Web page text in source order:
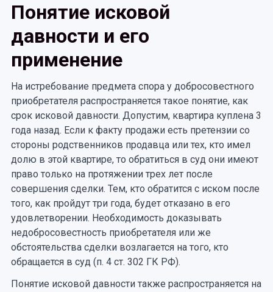
Понятие исковой
давности и его
применение
На истребование предмета спора у добросовестного
приобретателя распространяется такое понятие, как
срок исковой давности. Допустим, квартира куплена 3
года назад. Если к факту продажи есть претензии со
стороны родственников продавца или тех, кто имел
долю в этой квартире, то обратиться в суд они имеют
право только на протяжении трех лет после
совершения сделки. Тем, кто обратится с иском после
того, как пройдут три года, будет отказано в его
удовлетворении. Необходимость доказывать
недобросовестность приобретателя или же
обстоятельства сделки возлагается на того, кто
обращается в суд (п. 4 ст. 302 ГК РФ).
Понятие исковой давности также распространяется на